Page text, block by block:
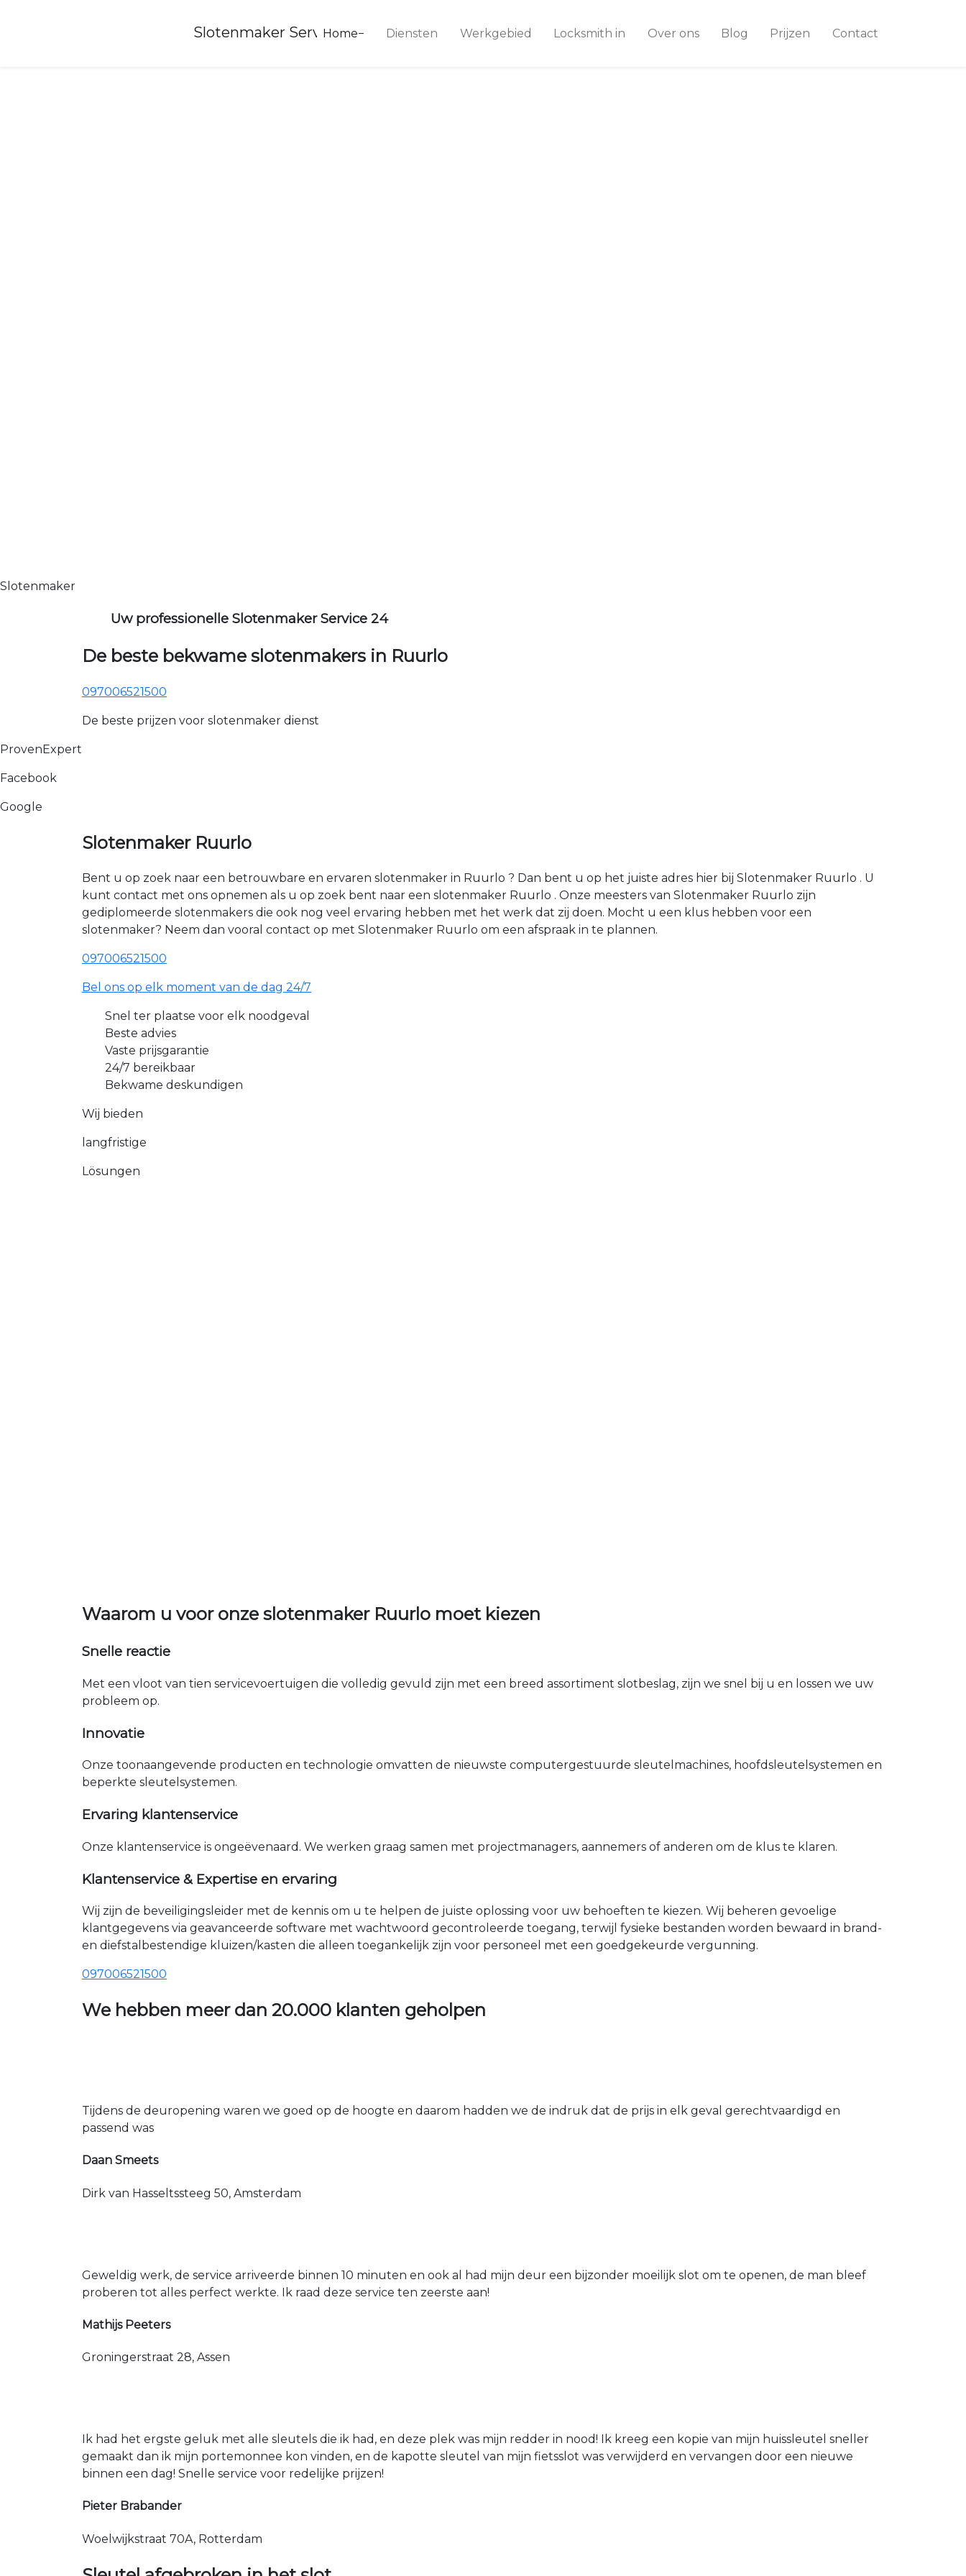
Slotenmaker Service 24
Home Diensten Werkgebied Locksmith in Over ons Blog Prijzen Contact
Slotenmaker
Uw professionelle Slotenmaker Service 24
De beste bekwame slotenmakers in Ruurlo
097006521500
De beste prijzen voor slotenmaker dienst
ProvenExpert
Facebook
Google
Slotenmaker Ruurlo
Bent u op zoek naar een betrouwbare en ervaren slotenmaker in Ruurlo ? Dan bent u op het juiste adres hier bij Slotenmaker Ruurlo . U
kunt contact met ons opnemen als u op zoek bent naar een slotenmaker Ruurlo . Onze meesters van Slotenmaker Ruurlo zijn
gediplomeerde slotenmakers die ook nog veel ervaring hebben met het werk dat zij doen. Mocht u een klus hebben voor een
slotenmaker? Neem dan vooral contact op met Slotenmaker Ruurlo om een afspraak in te plannen.
097006521500
Bel ons op elk moment van de dag 24/7
Snel ter plaatse voor elk noodgeval
Beste advies
Vaste prijsgarantie
24/7 bereikbaar
Bekwame deskundigen
Wij bieden
langfristige
Lösungen
Waarom u voor onze slotenmaker Ruurlo moet kiezen
Snelle reactie
Met een vloot van tien servicevoertuigen die volledig gevuld zijn met een breed assortiment slotbeslag, zijn we snel bij u en lossen we uw
probleem op.
Innovatie
Onze toonaangevende producten en technologie omvatten de nieuwste computergestuurde sleutelmachines, hoofdsleutelsystemen en
beperkte sleutelsystemen.
Ervaring klantenservice
Onze klantenservice is ongeëvenaard. We werken graag samen met projectmanagers, aannemers of anderen om de klus te klaren.
Klantenservice & Expertise en ervaring
Wij zijn de beveiligingsleider met de kennis om u te helpen de juiste oplossing voor uw behoeften te kiezen. Wij beheren gevoelige
klantgegevens via geavanceerde software met wachtwoord gecontroleerde toegang, terwijl fysieke bestanden worden bewaard in brand-
en diefstalbestendige kluizen/kasten die alleen toegankelijk zijn voor personeel met een goedgekeurde vergunning.
097006521500
We hebben meer dan 20.000 klanten geholpen
Tijdens de deuropening waren we goed op de hoogte en daarom hadden we de indruk dat de prijs in elk geval gerechtvaardigd en
passend was
Daan Smeets
Dirk van Hasseltssteeg 50, Amsterdam
Geweldig werk, de service arriveerde binnen 10 minuten en ook al had mijn deur een bijzonder moeilijk slot om te openen, de man bleef
proberen tot alles perfect werkte. Ik raad deze service ten zeerste aan!
Mathijs Peeters
Groningerstraat 28, Assen
Ik had het ergste geluk met alle sleutels die ik had, en deze plek was mijn redder in nood! Ik kreeg een kopie van mijn huissleutel sneller
gemaakt dan ik mijn portemonnee kon vinden, en de kapotte sleutel van mijn fietsslot was verwijderd en vervangen door een nieuwe
binnen een dag! Snelle service voor redelijke prijzen!
Pieter Brabander
Woelwijkstraat 70A, Rotterdam